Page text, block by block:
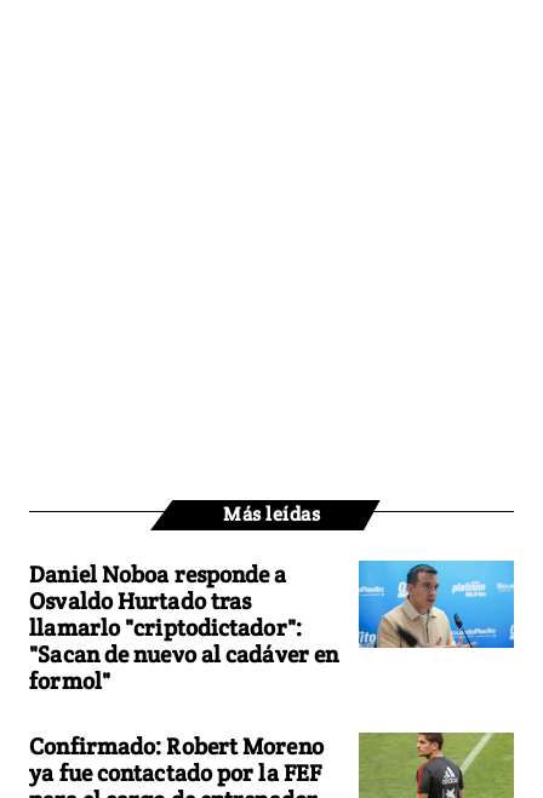
Más leídas
Daniel Noboa responde a
Osvaldo Hurtado tras
llamarlo "criptodictador":
"Sacan de nuevo al cadáver en
formol"
Confirmado: Robert Moreno
ya fue contactado por la FEF